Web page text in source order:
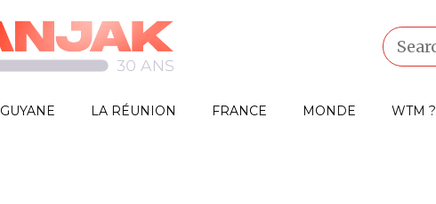
GUYANE LA RÉUNION FRANCE MONDE WTM ?